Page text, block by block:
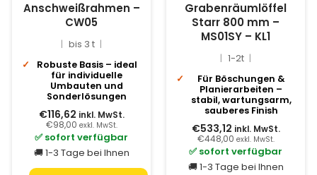
Anschweißrahmen –
CW05
bis 3 t
Robuste Basis – ideal
für individuelle
Umbauten und
Sonderlösungen
€116,62 inkl. MwSt.
€98,00 exkl. MwSt.
✅ sofort verfügbar
🚚 1-3 Tage bei Ihnen
Grabenräumlöffel
Starr 800 mm –
MS01SY – KL1
1-2t
Für Böschungen &
Planierarbeiten –
stabil, wartungsarm,
sauberes Finish
€533,12 inkl. MwSt.
€448,00 exkl. MwSt.
✅ sofort verfügbar
🚚 1-3 Tage bei Ihnen